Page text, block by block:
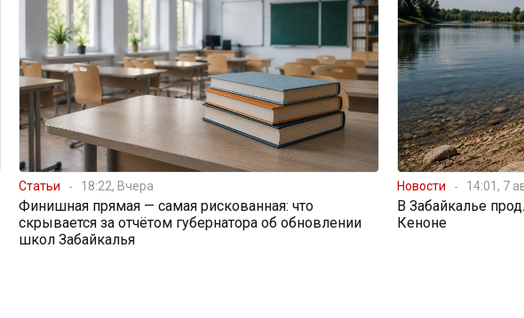
Статьи 18:22, Вчера
Финишная прямая — самая рискованная: что
скрывается за отчётом губернатора об обновлении
школ Забайкалья
Новости 14:01, 7
В Забайкалье
Кеноне